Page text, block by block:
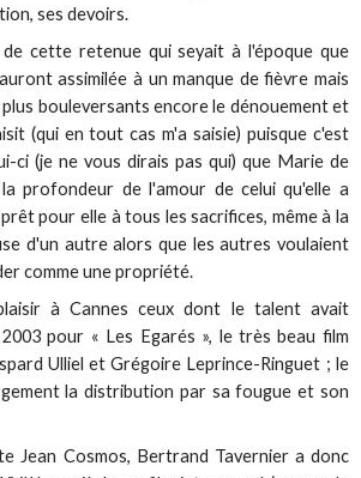
ses devoirs.
cette retenue qui seyait à l'époque que
assimilée à un manque de fièvre mais
bouleversants encore le dénouement et
(qui en tout cas m'a saisie) puisque c'est
ci (je ne vous dirais pas qui) que Marie de
profondeur de l'amour de celui qu'elle a
pour elle à tous les sacrifices, même à la
d'un autre alors que les autres voulaient
comme une propriété.
à Cannes ceux dont le talent avait
pour « Les Egarés », le très beau film
Ulliel et Grégoire Leprince-Ringuet ; le
la distribution par sa fougue et son
Jean Cosmos, Bertrand Tavernier a donc